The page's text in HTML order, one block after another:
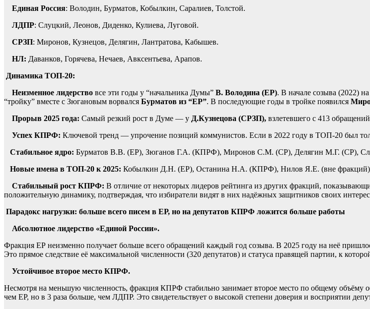
Единая Россия: Володин, Бурматов, Кобылкин, Саралиев, Толстой.
ЛДПР: Слуцкий, Леонов, Диденко, Кулиева, Луговой.
СРЗП: Миронов, Кузнецов, Делягин, Лантратова, Кабышев.
НЛ: Даванков, Горячева, Нечаев, Авксентьева, Арапов.
Динамика ТОП-20:
Неизменное лидерство все эти годы у “начальника Думы” В. Володина (ЕР). В начале созыва (2022)
“тройку” вместе с Зюгановым ворвался Бурматов из “ЕР”. В последующие годы в тройке появился
Прорыв 2025 года: Самый резкий рост в Думе — у Д.Кузнецова (СРЗП), взлетевшего с 413
Успех КПРФ: Ключевой тренд — упрочение позиций коммунистов. Если в 2022 году в ТОП-20 был
Стабильное ядро: Бурматов В.В. (ЕР), Зюганов Г.А. (КПРФ), Миронов С.М. (СР), Делягин М.Г. (СР),
Новые имена в ТОП-20 к 2025: Кобылкин Д.Н. (ЕР), Останина Н.А. (КПРФ), Нилов Я.Е. (вне
Стабильный рост КПРФ: В отличие от некоторых лидеров рейтинга из других фракций,
положительную динамику, подтверждая, что избиратели видят в них надёжных защитников своих
Парадокс нагрузки: больше всего писем в ЕР, но на депутатов КПРФ ложится больше работы
Абсолютное лидерство «Единой России».
Фракция ЕР неизменно получает больше всего обращений каждый год созыва. В 2025 году на неё
Это прямое следствие её максимальной численности (320 депутатов) и статуса правящей партии, к
Устойчивое второе место КПРФ.
Несмотря на меньшую численность, фракция КПРФ стабильно занимает второе место по общему
чем ЕР, но в 3 раза больше, чем ЛДПР. Это свидетельствует о высокой степени доверия и восприятии